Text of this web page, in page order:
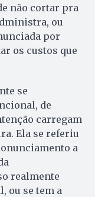
não cortar pra
ou
por
os custos que
se
de
carregam
Ela se referiu
a
realmente
ou se tem a